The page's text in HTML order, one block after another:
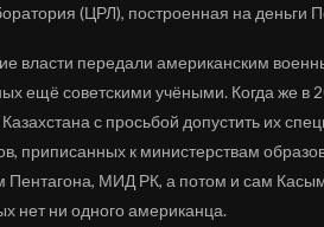
(ЦРЛ), построенная на деньги
власти передали американским
ещё советскими учёными. Когда же в
с просьбой допустить их
приписанных к министерствам
МИД РК, а потом и сам
нет ни одного американца.